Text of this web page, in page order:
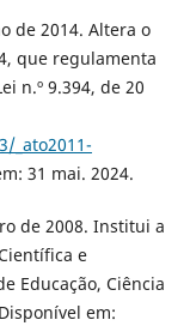
de 2014. Altera o
que regulamenta
n.º 9.394, de 20
_ato2011-
31 mai. 2024.
de 2008. Institui a
e
Educação, Ciência
em: